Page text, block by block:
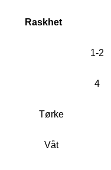
Raskhet
1-2
4
Tørke
Våt